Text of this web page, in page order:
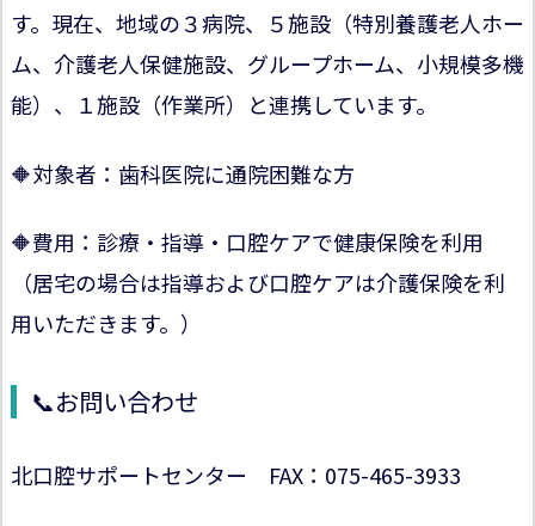
す。現在、地域の３病院、５施設（特別養護老人ホー
ム、介護老人保健施設、グループホーム、小規模多機
能）、１施設（作業所）と連携しています。
🔶対象者：歯科医院に通院困難な方
🔶費用：診療・指導・口腔ケアで健康保険を利用
（居宅の場合は指導および口腔ケアは介護保険を利
用いただきます。）
📞お問い合わせ
北口腔サポートセンター FAX：075-465-3933